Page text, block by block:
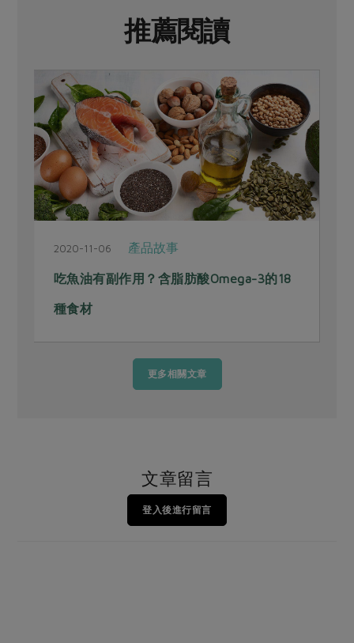
推薦閱讀
2020-11-06 產品故事
吃魚油有副作用？含脂肪酸Omega-3的18
種食材
更多相關文章
文章留言
登入後進行留言